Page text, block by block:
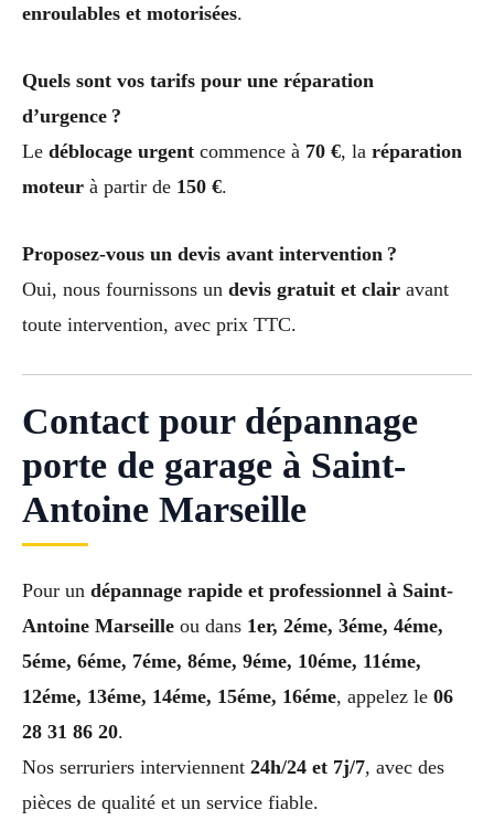
enroulables et motorisées.
Quels sont vos tarifs pour une réparation
d’urgence ?
Le déblocage urgent commence à 70 €, la réparation
moteur à partir de 150 €.
Proposez-vous un devis avant intervention ?
Oui, nous fournissons un devis gratuit et clair avant
toute intervention, avec prix TTC.
Contact pour dépannage
porte de garage à Saint-
Antoine Marseille
Pour un dépannage rapide et professionnel à Saint-
Antoine Marseille ou dans 1er, 2éme, 3éme, 4éme,
5éme, 6éme, 7éme, 8éme, 9éme, 10éme, 11éme,
12éme, 13éme, 14éme, 15éme, 16éme, appelez le 06
28 31 86 20.
Nos serruriers interviennent 24h/24 et 7j/7, avec des
pièces de qualité et un service fiable.